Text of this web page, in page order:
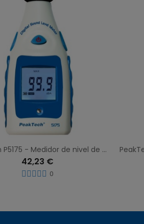
PeakTech P5175 - Medidor de nivel de ruido, 40...130 dba medidor de humedad
42,23 €
0